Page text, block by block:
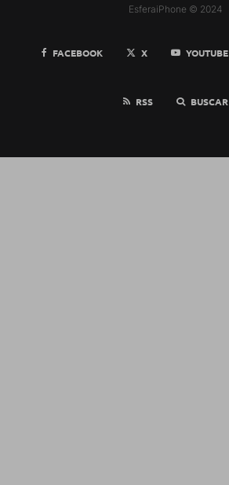
EsferaiPhone © 2024
FACEBOOK X YOUTUBE
RSS BUSCAR